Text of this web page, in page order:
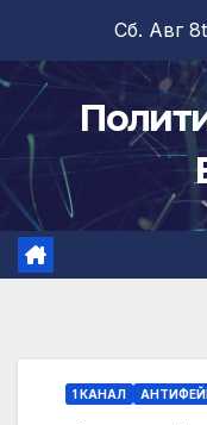
содержимому
Сб. Авг
1 КАНАЛ